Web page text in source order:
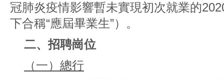
冠肺炎疫情影響暫未實現初次就業的
下合稱“應屆畢業生”）。
二、招聘崗位
（一）總行